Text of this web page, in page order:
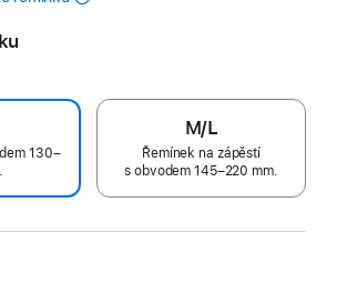
130–
M/L
Řemínek na zápěstí
s obvodem 145–220 mm.